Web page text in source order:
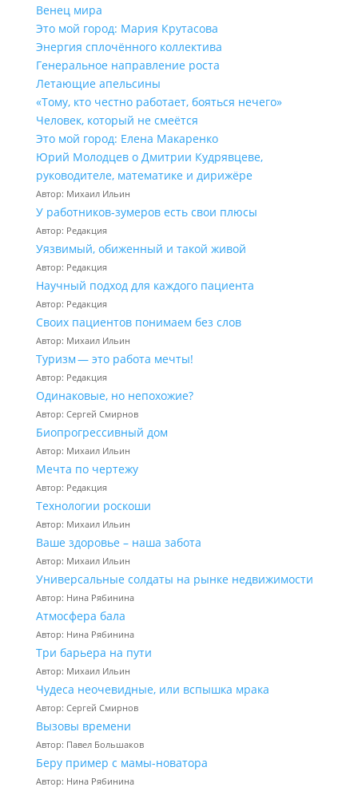
Венец мира
Это мой город: Мария Крутасова
Энергия сплочённого коллектива
Генеральное направление роста
Летающие апельсины
«Тому, кто честно работает, бояться нечего»
Человек, который не смеётся
Это мой город: Елена Макаренко
Юрий Молодцев о Дмитрии Кудрявцеве,
руководителе, математике и дирижёре
Автор: Михаил Ильин
У работников‑зумеров есть свои плюсы
Автор: Редакция
Уязвимый, обиженный и такой живой
Автор: Редакция
Научный подход для каждого пациента
Автор: Редакция
Своих пациентов понимаем без слов
Автор: Михаил Ильин
Туризм — это работа мечты!
Автор: Редакция
Одинаковые, но непохожие?
Автор: Сергей Смирнов
Биопрогрессивный дом
Автор: Михаил Ильин
Мечта по чертежу
Автор: Редакция
Технологии роскоши
Автор: Михаил Ильин
Ваше здоровье – наша забота
Автор: Михаил Ильин
Универсальные солдаты на рынке недвижимости
Автор: Нина Рябинина
Атмосфера бала
Автор: Нина Рябинина
Три барьера на пути
Автор: Михаил Ильин
Чудеса неочевидные, или вспышка мрака
Автор: Сергей Смирнов
Вызовы времени
Автор: Павел Большаков
Беру пример с мамы-новатора
Автор: Нина Рябинина